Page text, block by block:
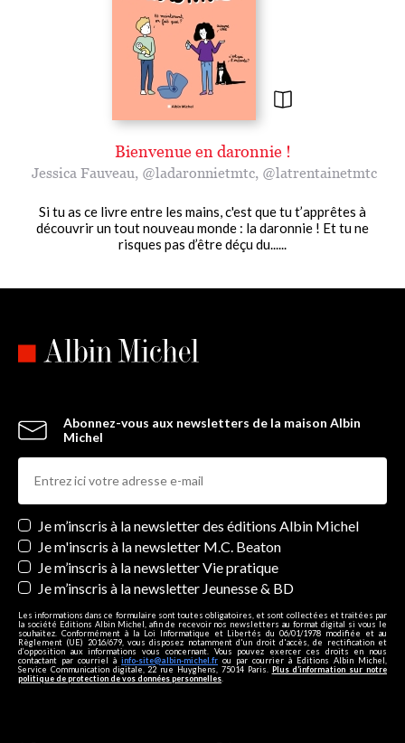
Bienvenue en daronnie !
Jessica Fauveau, @ladaronnietmtc, @latrentainetmtc
Si tu as ce livre entre les mains, c'est que tu t’apprêtes à
découvrir un tout nouveau monde : la daronnie ! Et tu ne
risques pas d’être déçu du......
Abonnez-vous aux newsletters de la maison Albin
Michel
Newsletters
Je m’inscris à la newsletter des éditions Albin Michel
Je m'inscris à la newsletter M.C. Beaton
Je m’inscris à la newsletter Vie pratique
Je m’inscris à la newsletter Jeunesse & BD
Les informations dans ce formulaire sont toutes obligatoires, et sont collectées et traitées par
la société Editions Albin Michel, afin de recevoir nos newsletters au format digital si vous le
souhaitez. Conformément à la Loi Informatique et Libertés du 06/01/1978 modifiée et au
Règlement (UE) 2016/679, vous disposez notamment d'un droit d'accès, de rectification et
d’opposition aux informations vous concernant. Vous pouvez exercer ces droits en nous
contactant par courriel à info-site@albin-michel.fr ou par courrier à Editions Albin Michel,
Service Communication digitale, 22 rue Huyghens, 75014 Paris. Plus d’information sur notre
politique de protection de vos données personnelles